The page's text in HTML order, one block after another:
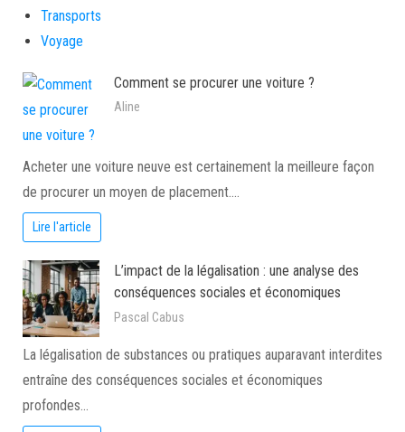
Transports
Voyage
Comment se procurer une voiture ?
Aline
Acheter une voiture neuve est certainement la meilleure façon
de procurer un moyen de placement.…
Lire l'article
L’impact de la légalisation : une analyse des
conséquences sociales et économiques
Pascal Cabus
La légalisation de substances ou pratiques auparavant interdites
entraîne des conséquences sociales et économiques
profondes…